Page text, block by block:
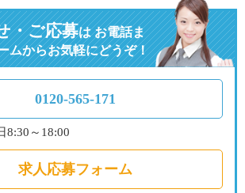
・ご応募はお電話ま
ムからお気軽にどうぞ！
0120-565-171
8:30～18:00
求人応募フォーム